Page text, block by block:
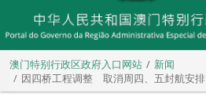
澳门特别行政区政府入口网站
新闻
因四桥工程调整 取消周四、五封航安排